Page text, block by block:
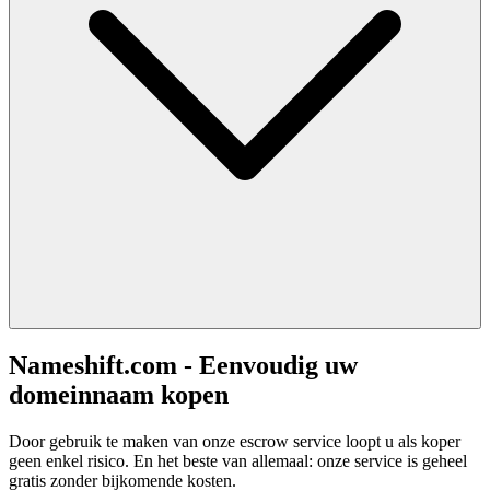
Nameshift.com - Eenvoudig uw
domeinnaam kopen
Door gebruik te maken van onze escrow service loopt u als koper
geen enkel risico. En het beste van allemaal: onze service is geheel
gratis zonder bijkomende kosten.